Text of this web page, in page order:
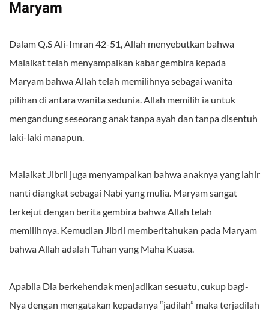
Maryam
Dalam Q.S Ali-Imran 42-51, Allah menyebutkan bahwa
Malaikat telah menyampaikan kabar gembira kepada
Maryam bahwa Allah telah memilihnya sebagai wanita
pilihan di antara wanita sedunia. Allah memilih ia untuk
mengandung seseorang anak tanpa ayah dan tanpa disentuh
laki-laki manapun.
Malaikat Jibril juga menyampaikan bahwa anaknya yang lahir
nanti diangkat sebagai Nabi yang mulia. Maryam sangat
terkejut dengan berita gembira bahwa Allah telah
memilihnya. Kemudian Jibril memberitahukan pada Maryam
bahwa Allah adalah Tuhan yang Maha Kuasa.
Apabila Dia berkehendak menjadikan sesuatu, cukup bagi-
Nya dengan mengatakan kepadanya “jadilah” maka terjadilah